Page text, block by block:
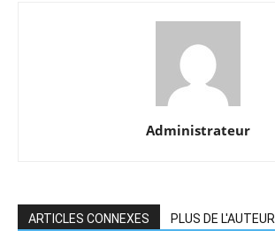
Administrateur
ARTICLES CONNEXES PLUS DE L'AUTEUR